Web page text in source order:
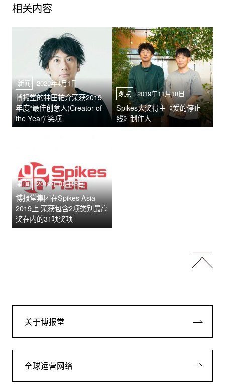
相关内容
新闻 2020年4月1日
博报堂的神田祐介荣获2019
年度“最佳创意人(Creator of
the Year)”奖项
观点 2019年11月18日
Spikes大奖得主《爱的停止
线》制作人
新闻 2019年10月15日
博报堂集团在Spikes Asia
2019上 荣获包含2项类别最高
奖在内的31项奖项
关于博报堂
全球运营网络